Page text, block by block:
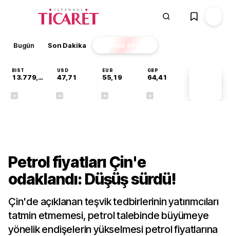
Bugün Son Dakika Finans EKSTRA
BIST
13.779,39
USD
47,71
EUR
55,19
GBP
64,41
Petrol fiyatları Çin'e
odaklandı: Düşüş sürdü!
Çin'de açıklanan teşvik tedbirlerinin yatırımcıları
tatmin etmemesi, petrol talebinde büyümeye
yönelik endişelerin yükselmesi petrol fiyatlarına